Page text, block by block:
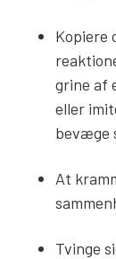
Kopiere
grine af
eller
bevæge
At
Tvinge